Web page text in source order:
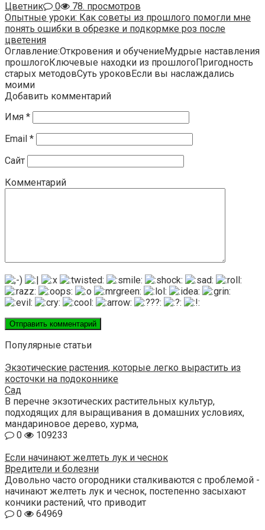
Цветник
0
78. просмотров
Опытные уроки: Как советы из прошлого помогли мне
понять ошибки в обрезке и подкормке роз после
цветения
Оглавление:Откровения и обучениеМудрые наставления
прошлогоКлючевые находки из прошлогоПригодность
старых методовСуть уроковЕсли вы наслаждались
моими
Добавить комментарий
Имя *
Email *
Сайт
Комментарий
Популярные статьи
Экзотические растения, которые легко вырастить из
косточки на подоконнике
Сад
В перечне экзотических растительных культур,
подходящих для выращивания в домашних условиях,
мандариновое дерево, хурма,
0
109233
Если начинают желтеть лук и чеснок
Вредители и болезни
Довольно часто огородники сталкиваются с проблемой -
начинают желтеть лук и чеснок, постепенно засыхают
кончики растений, что приводит
0
64969